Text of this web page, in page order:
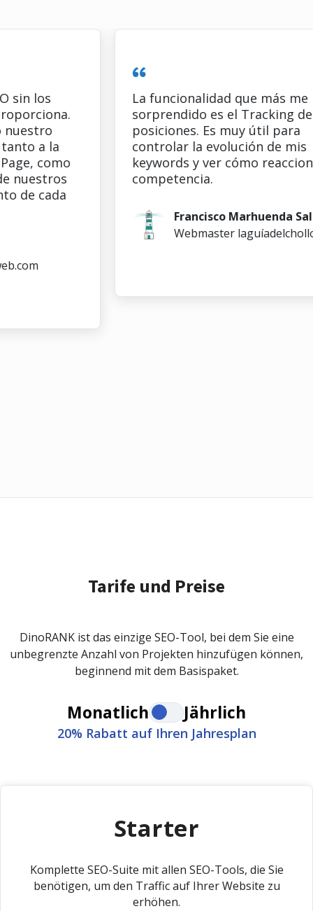
los
a la
como
cada
La funcionalidad que más me ha
sorprendido es el Tracking de
posiciones. Es muy útil para
controlar la evolución de mis
keywords y ver cómo reacciona la
competencia.
Francisco Marhuenda Sala
Webmaster
Tarife und Preise
DinoRANK ist das einzige SEO-Tool, bei dem Sie eine
unbegrenzte Anzahl von Projekten hinzufügen können,
beginnend mit dem Basispaket.
Monatlich Jährlich
20% Rabatt auf Ihren Jahresplan
Starter
Komplette SEO-Suite mit allen SEO-Tools, die Sie
benötigen, um den Traffic auf Ihrer Website zu
erhöhen.